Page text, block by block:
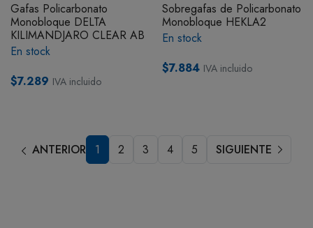
Gafas Policarbonato
Monobloque DELTA
KILIMANDJARO CLEAR AB
En stock
$7.289 IVA incluido
Sobregafas de Policarbonato
Monobloque HEKLA2
En stock
$7.884 IVA incluido
ANTERIOR 1 2 3 4 5 SIGUIENTE